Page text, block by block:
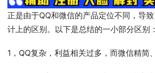
正是由于QQ和微信的产品定位不同，导
计上的区别。以下是总结的一小部分区别：
1，QQ复杂，利益相关过多，而微信精简